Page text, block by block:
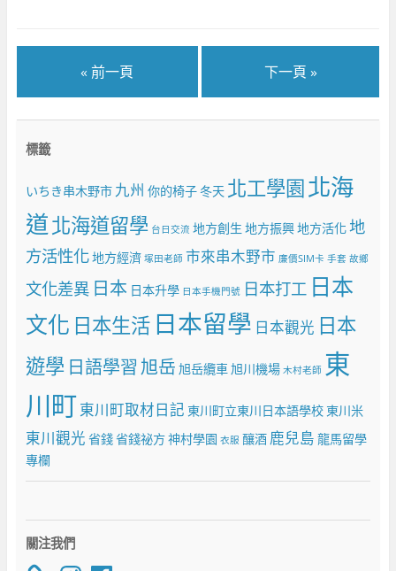
« 前一頁 下一頁 »
標籤
いちき串木野市 九州 你的椅子冬天 北工學園北海
道北海道留學 台日交流 地方創生 地方振興地方活化地
方活性化地方經濟 塚田老師 市來串木野市 廉價SIM卡 手套 故鄉
文化差異 日本 日本升學 日本手機門號 日本打工 日本
文化 日本生活 日本留學 日本觀光 日本
遊學 日語學習 旭岳 旭岳纜車旭川機場 木村老師 東
川町東川町取材日記 東川町立東川日本語學校 東川米
東川觀光 省錢省錢祕方神村學園 衣服 釀酒 鹿兒島 龍馬留學
專欄
關注我們
InstagramFacebook